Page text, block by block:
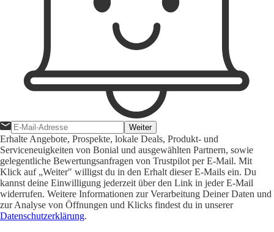
Weiter
Erhalte Angebote, Prospekte, lokale Deals, Produkt- und
Serviceneuigkeiten von Bonial und ausgewählten Partnern, sowie
gelegentliche Bewertungsanfragen von Trustpilot per E-Mail. Mit
Klick auf „Weiter" willigst du in den Erhalt dieser E-Mails ein. Du
kannst deine Einwilligung jederzeit über den Link in jeder E-Mail
widerrufen. Weitere Informationen zur Verarbeitung Deiner Daten und
zur Analyse von Öffnungen und Klicks findest du in unserer
Datenschutzerklärung.